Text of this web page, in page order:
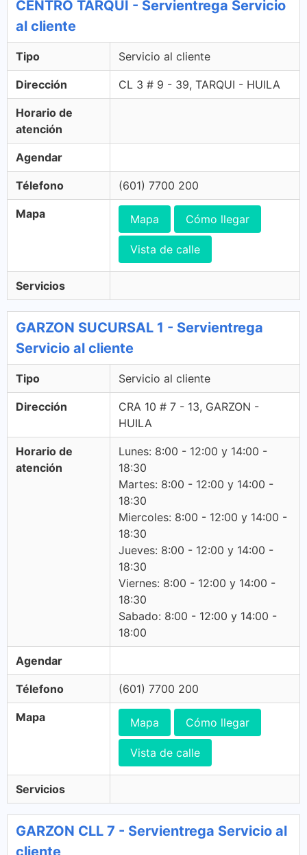
CENTRO TARQUI - Servientrega Servicio
al cliente
Tipo Servicio al cliente
Dirección CL 3 # 9 - 39, TARQUI - HUILA
Horario de
atención
Agendar
Télefono (601) 7700 200
Mapa Mapa Cómo llegar
Vista de calle
Servicios
GARZON SUCURSAL 1 - Servientrega
Servicio al cliente
Tipo Servicio al cliente
Dirección
CRA 10 # 7 - 13, GARZON -
HUILA
Horario de
atención
Lunes: 8:00 - 12:00 y 14:00 -
18:30
Martes: 8:00 - 12:00 y 14:00 -
18:30
Miercoles: 8:00 - 12:00 y 14:00 -
18:30
Jueves: 8:00 - 12:00 y 14:00 -
18:30
Viernes: 8:00 - 12:00 y 14:00 -
18:30
Sabado: 8:00 - 12:00 y 14:00 -
18:00
Agendar
Télefono (601) 7700 200
Mapa Mapa Cómo llegar
Vista de calle
Servicios
GARZON CLL 7 - Servientrega Servicio al
cliente